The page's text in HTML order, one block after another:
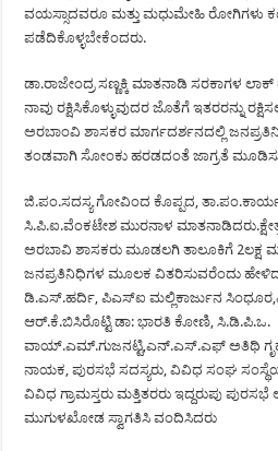
ವಯಸ್ಸಾದವರೂ ಮತ್ತು ಮಧುಮೇಹಿ ರೋಗಿಗಳು
ಪಡೆದಿಕೊಳ್ಳಬೇಕೆಂದರು.
ಡಾ.ರಾಜೇಂದ್ರ ಸಣ್ಣಕ್ಕಿ ಮಾತನಾಡಿ ಸರಕಾಗಳ
ನಾವು ರಕ್ಷಿಸಿಕೊಳ್ಳುವುದರ ಜೊತೆಗೆ ಇತರರನ್ನು
ಅರಬಾಂವಿ ಶಾಸಕರ ಮಾರ್ಗದರ್ಶನದಲ್ಲಿ
ತಂಡವಾಗಿ ಸೋಂಕು ಹರಡದಂತೆ ಜಾಗ್ರತೆ
ಜಿ.ಪಂ.ಸದಸ್ಯ ಗೋವಿಂದ ಕೊಪ್ಪದ,
ಸಿ.ಪಿ.ಐ.ವೆಂಕಟೇಶ ಮುರನಾಳ
ಅರಬಾವಿ ಶಾಸಕರು ಮೂಡಲಗಿ ತಾಲೂಕಿಗೆ 2ಲಕ್ಷ
ಜನಪ್ರತಿನಿಧಿಗಳ ಮೂಲಕ ವಿತರಿಸುವರೆಂದು
ಡಿ.ಎಸ್.ಹರ್ದಿ, ಪಿಎಸ್‌ಐ ಮಲ್ಲಿಕಾರ್ಜುನ
ಆರ್.ಕೆ.ಬಿಸಿರೊಟ್ಟಿ ಡಾ: ಭಾರತಿ ಕೋಣಿ, ಸಿ.ಡಿ.ಪಿ.ಒ.
ವಾಯ್.ಎಮ್.ಗುಜನಟ್ಟಿ,ಎನ್.ಎಸ್.ಎಫ್ ಅತಿಥಿ
ನಾಯಕ, ಪುರಸಭೆ ಸದಸ್ಯರು, ವಿವಿಧ ಸಂಘ
ವಿವಿಧ ಗ್ರಾಮಸ್ತರು ಮತ್ತಿತರರು ಇದ್ದರುಪು
ಮುಗುಳಖೋಡ ಸ್ವಾಗತಿಸಿ ವಂದಿಸಿದರು